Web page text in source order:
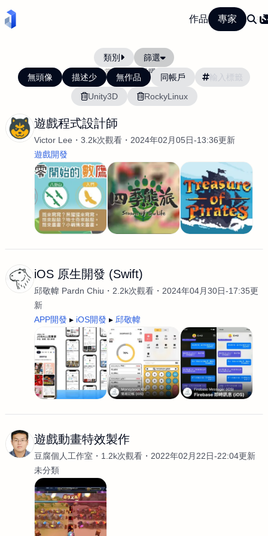
作品 專家
類別 篩選
當前排序: 活躍度
無頭像 描述少 無作品
同帳戶
Unity3D
RockyLinux
遊戲程式設計師
Victor Lee 3.2k次觀看
2024年02月05日-13:36更新
遊戲開發
iOS 原生開發 (Swift)
邱敬幃 Pardn Chiu 2.2k次觀看
2024年04月30日-17:35更
新
APP開發
iOS開發 邱敬幃
遊戲動畫特效製作
豆腐個人工作室 1.2k次觀看
2022年02月22日-22:04更新
未分類